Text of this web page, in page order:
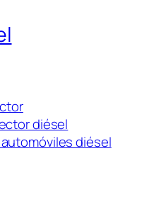
diésel
diésel